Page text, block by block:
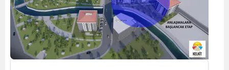
Batman
Şırnak
Bartın